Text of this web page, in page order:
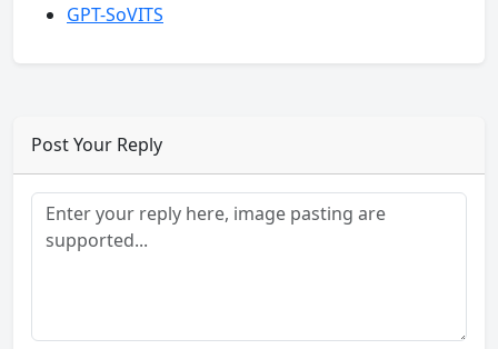
GPT-SoVITS
Post Your Reply